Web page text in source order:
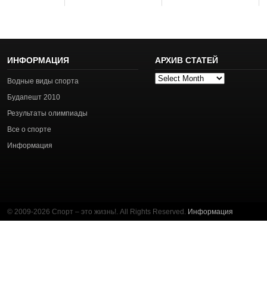
ИНФОРМАЦИЯ
Водные виды спорта
Будапешт 2010
Результаты олимпиады
Все о спорте
Информация
АРХИВ СТАТЕЙ
Архив
© 2009-2026 Спорт – это жизнь!. All Rights Reserved. Информация